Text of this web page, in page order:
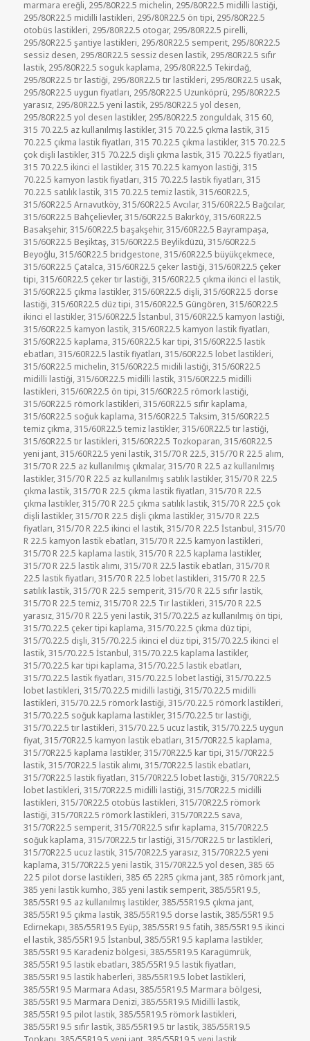
marmara ereğli, 295/80R22.5 michelin, 295/80R22.5 midilli lastiği,
295/80R22.5 midilli lastikleri, 295/80R22.5 ön tipi, 295/80R22.5
otobüs lastikleri, 295/80R22.5 otogar, 295/80R22.5 pirelli,
295/80R22.5 şantiye lastikleri, 295/80R22.5 semperit, 295/80R22.5
sessiz desen, 295/80R22.5 sessiz desen lastik, 295/80R22.5 sıfır
lastik, 295/80R22.5 soguk kaplama, 295/80R22.5 Tekirdağ,
295/80R22.5 tır lastiği, 295/80R22.5 tır lastikleri, 295/80R22.5 usak,
295/80R22.5 uygun fiyatları, 295/80R22.5 Uzunköprü, 295/80R22.5
yarasız, 295/80R22.5 yeni lastik, 295/80R22.5 yol desen,
295/80R22.5 yol desen lastikler, 295/80R22.5 zonguldak,315 60,
315 70.22.5 az kullanılmış lastikler,315 70.22.5 çıkma lastik,315
70.22.5 çıkma lastik fiyatları,315 70.22.5 çıkma lastikler,315 70.22.5
çok dişli lastikler,315 70.22.5 dişli çıkma lastik,315 70.22.5 fiyatları,
315 70.22.5 ikinci el lastikler,315 70.22.5 kamyon lastiği,315
70.22.5 kamyon lastik fiyatları,315 70.22.5 lastik fiyatları,315
70.22.5 satılık lastik,315 70.22.5 temiz lastik,315/60R22.5,
315/60R22.5 Arnavutköy,315/60R22.5 Avcılar,315/60R22.5 Bağcılar,
315/60R22.5 Bahçelievler,315/60R22.5 Bakırköy,315/60R22.5
Basakşehir,315/60R22.5 başakşehir,315/60R22.5 Bayrampaşa,
315/60R22.5 Beşiktaş,315/60R22.5 Beylikdüzü,315/60R22.5
Beyoğlu,315/60R22.5 bridgestone,315/60R22.5 büyükçekmece,
315/60R22.5 Çatalca,315/60R22.5 çeker lastiği,315/60R22.5 çeker
tipi,315/60R22.5 çeker tır lastiği,315/60R22.5 çıkma ikinci el lastik,
315/60R22.5 çıkma lastikler,315/60R22.5 dişli,315/60R22.5 dorse
lastiği,315/60R22.5 düz tipi,315/60R22.5 Güngören,315/60R22.5
ikinci el lastikler,315/60R22.5 İstanbul,315/60R22.5 kamyon lastiği,
315/60R22.5 kamyon lastik,315/60R22.5 kamyon lastik fiyatları,
315/60R22.5 kaplama,315/60R22.5 kar tipi,315/60R22.5 lastik
ebatları,315/60R22.5 lastik fiyatları,315/60R22.5 lobet lastikleri,
315/60R22.5 michelin,315/60R22.5 midili lastiği,315/60R22.5
midilli lastiği,315/60R22.5 midilli lastik,315/60R22.5 midilli
lastikleri,315/60R22.5 ön tipi,315/60R22.5 römork lastiği,
315/60R22.5 römork lastikleri,315/60R22.5 sıfır kaplama,
315/60R22.5 soğuk kaplama,315/60R22.5 Taksim,315/60R22.5
temiz çıkma,315/60R22.5 temiz lastikler,315/60R22.5 tır lastiği,
315/60R22.5 tır lastikleri,315/60R22.5 Tozkoparan,315/60R22.5
yeni jant,315/60R22.5 yeni lastik,315/70 R 22.5,315/70 R 22.5 alım,
315/70 R 22.5 az kullanılmış çıkmalar,315/70 R 22.5 az kullanılmış
lastikler,315/70 R 22.5 az kullanılmış satılık lastikler,315/70 R 22.5
çıkma lastik,315/70 R 22.5 çıkma lastik fiyatları,315/70 R 22.5
çıkma lastikler,315/70 R 22.5 çıkma satılık lastik,315/70 R 22.5 çok
dişli lastikler,315/70 R 22.5 dişli çıkma lastikler,315/70 R 22.5
fiyatları,315/70 R 22.5 ikinci el lastik,315/70 R 22.5 İstanbul,315/70
R 22.5 kamyon lastik ebatları,315/70 R 22.5 kamyon lastikleri,
315/70 R 22.5 kaplama lastik,315/70 R 22.5 kaplama lastikler,
315/70 R 22.5 lastik alımı,315/70 R 22.5 lastik ebatları,315/70 R
22.5 lastik fiyatları,315/70 R 22.5 lobet lastikleri,315/70 R 22.5
satılık lastik,315/70 R 22.5 semperit,315/70 R 22.5 sıfır lastik,
315/70 R 22.5 temiz,315/70 R 22.5 Tır lastikleri,315/70 R 22.5
yarasız,315/70 R 22.5 yeni lastik,315/70.22.5 az kullanılmış ön tipi,
315/70.22.5 çeker tipi kaplama,315/70.22.5 çıkma düz tipi,
315/70.22.5 dişli,315/70.22.5 ikinci el düz tipi,315/70.22.5 ikinci el
lastik,315/70.22.5 İstanbul,315/70.22.5 kaplama lastikler,
315/70.22.5 kar tipi kaplama,315/70.22.5 lastik ebatları,
315/70.22.5 lastik fiyatları,315/70.22.5 lobet lastiği,315/70.22.5
lobet lastikleri,315/70.22.5 midilli lastiği,315/70.22.5 midilli
lastikleri,315/70.22.5 römork lastiği,315/70.22.5 römork lastikleri,
315/70.22.5 soğuk kaplama lastikler,315/70.22.5 tır lastiği,
315/70.22.5 tır lastikleri,315/70.22.5 ucuz lastik,315/70.22.5 uygun
fiyat,315/70R22.5 kamyon lastik ebatları,315/70R22.5 kaplama,
315/70R22.5 kaplama lastikler,315/70R22.5 kar tipi,315/70R22.5
lastik,315/70R22.5 lastik alımı,315/70R22.5 lastik ebatları,
315/70R22.5 lastik fiyatları,315/70R22.5 lobet lastiği,315/70R22.5
lobet lastikleri,315/70R22.5 midilli lastiği,315/70R22.5 midilli
lastikleri,315/70R22.5 otobüs lastikleri,315/70R22.5 römork
lastiği,315/70R22.5 römork lastikleri,315/70R22.5 sava,
315/70R22.5 semperit,315/70R22.5 sıfır kaplama,315/70R22.5
soğuk kaplama,315/70R22.5 tır lastiği,315/70R22.5 tır lastikleri,
315/70R22.5 ucuz lastik,315/70R22.5 yarasız,315/70R22.5 yeni
kaplama,315/70R22.5 yeni lastik,315/70R22.5 yol desen,385 65
22 5 pilot dorse lastikleri,385 65 22R5 çıkma jant,385 römork jant,
385 yeni lastik kumho,385 yeni lastik semperit,385/55R19.5,
385/55R19.5 az kullanılmış lastikler,385/55R19.5 çıkma jant,
385/55R19.5 çıkma lastik,385/55R19.5 dorse lastik,385/55R19.5
Edirnekapı,385/55R19.5 Eyüp,385/55R19.5 fatih,385/55R19.5 ikinci
el lastik,385/55R19.5 İstanbul,385/55R19.5 kaplama lastikler,
385/55R19.5 Karadeniz bölgesi,385/55R19.5 Karagümrük,
385/55R19.5 lastik ebatları,385/55R19.5 lastik fiyatları,
385/55R19.5 lastik haberleri,385/55R19.5 lobet lastikleri,
385/55R19.5 Marmara Adası,385/55R19.5 Marmara bölgesi,
385/55R19.5 Marmara Denizi,385/55R19.5 Midilli lastik,
385/55R19.5 pilot lastik,385/55R19.5 römork lastikleri,
385/55R19.5 sıfır lastik,385/55R19.5 tır lastik,385/55R19.5